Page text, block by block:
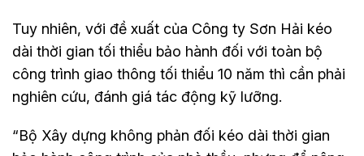
Tuy nhiên, với đề xuất của Công ty Sơn Hải kéo
dài thời gian tối thiểu bảo hành đối với toàn bộ
công trình giao thông tối thiểu 10 năm thì cần phải
nghiên cứu, đánh giá tác động kỹ lưỡng.
“Bộ Xây dựng không phản đối kéo dài thời gian